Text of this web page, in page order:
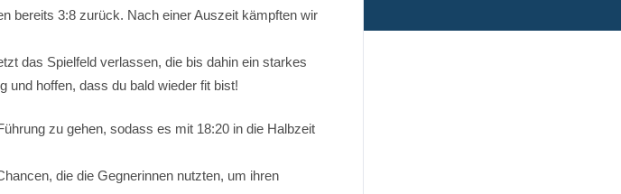
bereits 3:8 zurück. Nach einer Auszeit kämpften wir
das Spielfeld verlassen, die bis dahin ein starkes
und hoffen, dass du bald wieder fit bist!
zu gehen, sodass es mit 18:20 in die Halbzeit
die die Gegnerinnen nutzten, um ihren